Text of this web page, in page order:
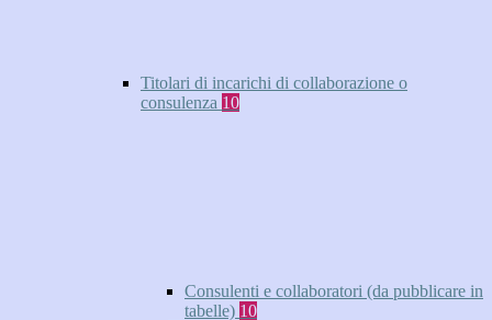
Titolari di incarichi di collaborazione o
consulenza 10
Consulenti e collaboratori (da pubblicare in
tabelle) 10